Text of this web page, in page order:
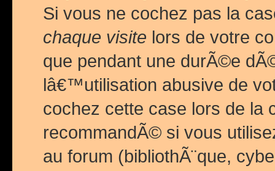
Si vous ne cochez pas la
chaque visite lors de votre
que pendant une durÃ©e
lâ€™utilisation abusive de
cochez cette case lors de
recommandÃ© si vous
au forum (bibliothÃ¨que,